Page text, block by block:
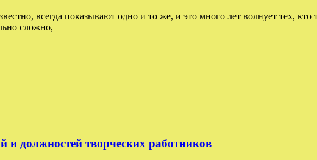
всегда показывают одно и то же, и это много лет волнует тех, кто
сложно,
должностей творческих работников